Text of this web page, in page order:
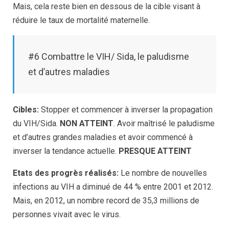
Mais, cela reste bien en dessous de la cible visant à
réduire le taux de mortalité maternelle.
#6 Combattre le VIH/ Sida, le paludisme
et d’autres maladies
Cibles: Stopper et commencer à inverser la propagation
du VIH/Sida. NON ATTEINT. Avoir maîtrisé le paludisme
et d’autres grandes maladies et avoir commencé à
inverser la tendance actuelle. PRESQUE ATTEINT
Etats des progrès réalisés: Le nombre de nouvelles
infections au VIH a diminué de 44 % entre 2001 et 2012.
Mais, en 2012, un nombre record de 35,3 millions de
personnes vivait avec le virus.